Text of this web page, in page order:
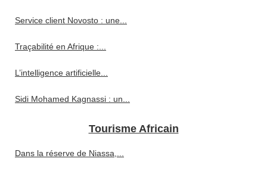
Service client Novosto : une...
Traçabilité en Afrique :...
L’intelligence artificielle...
Sidi Mohamed Kagnassi : un...
Tourisme Africain
Dans la réserve de Niassa,...